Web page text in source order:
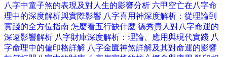
八字中童子煞的表現及對人生的影響分析 六甲空亡在八字命
理中的深度解析與實際影響 八字喜用神深度解析：從理論到
實踐的全方位指南 怎麼看五行缺什麼 德秀貴人對八字命運的
深遠影響解析 八字財庫深度解析：理論、應用與現代實踐 八
字命理中的偏印格詳解 八字金匱神煞詳解及其對命運的影響